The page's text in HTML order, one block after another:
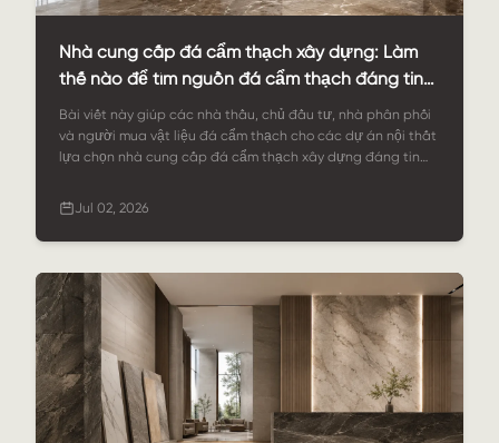
Nhà cung cấp đá cẩm thạch xây dựng: Làm
thế nào để tìm nguồn đá cẩm thạch đáng tin
cậy cho các dự án xây dựng và nội thất
Bài viết này giúp các nhà thầu, chủ đầu tư, nhà phân phối
và người mua vật liệu đá cẩm thạch cho các dự án nội thất
lựa chọn nhà cung cấp đá cẩm thạch xây dựng đáng tin
lựa chọn vật liệu, kích thước tùy chỉnh, hoàn thiện bề mặt,
kiểm soát chất lượng, đóng gói xuất khẩu và cách
StoneSale hỗ trợ cung cấp đá cẩm thạch cho các dự án
Jul 02, 2026